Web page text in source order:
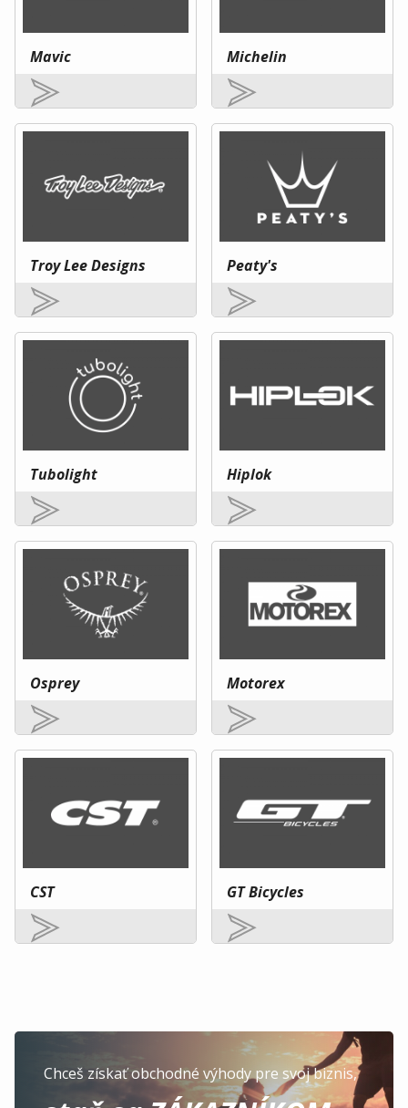
Mavic Michelin
Troy Lee Designs Peaty's
Tubolight Hiplok
Osprey Motorex
CST GT Bicycles
Chceš získať obchodné výhody pre svoj biznis,